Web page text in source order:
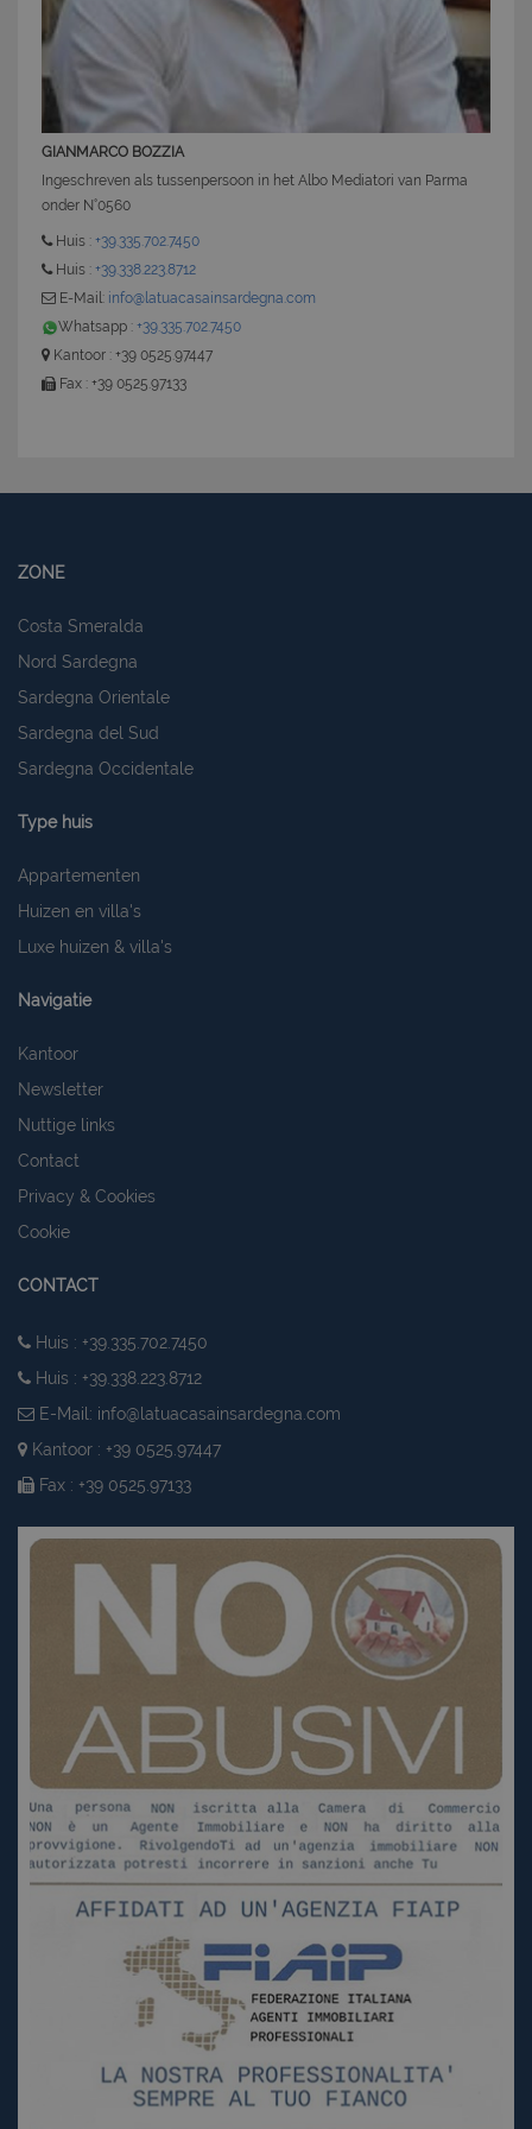
GIANMARCO BOZZIA
Ingeschreven als tussenpersoon in het Albo Mediatori van Parma
onder N°0560
Huis : +39.335.702.7450
Huis : +39.338.223.8712
E-Mail: info@latuacasainsardegna.com
Whatsapp : +39.335.702.7450
Kantoor : +39 0525.97447
Fax : +39 0525.97133
ZONE
Costa Smeralda
Nord Sardegna
Sardegna Orientale
Sardegna del Sud
Sardegna Occidentale
Type huis
Appartementen
Huizen en villa's
Luxe huizen & villa's
Navigatie
Kantoor
Newsletter
Nuttige links
Contact
Privacy & Cookies
Cookie
CONTACT
Huis : +39.335.702.7450
Huis : +39.338.223.8712
E-Mail: info@latuacasainsardegna.com
Kantoor : +39 0525.97447
Fax : +39 0525.97133
CookieScriptConsent